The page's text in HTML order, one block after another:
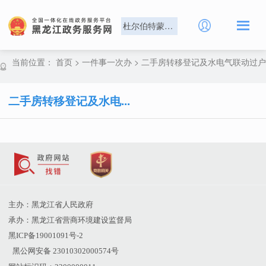
杜尔伯特蒙古族自治县
当前位置： 首页 > 一件事一次办 > 二手房转移登记及水电气联动过户
二手房转移登记及水电...
主办：黑龙江省人民政府
承办：黑龙江省营商环境建设监督局
黑ICP备19001091号-2
黑公网安备 23010302000574号